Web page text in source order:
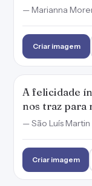
— Marianna
Criar imagem
A felicidade
nos traz para
— São Luís Martin
Criar imagem